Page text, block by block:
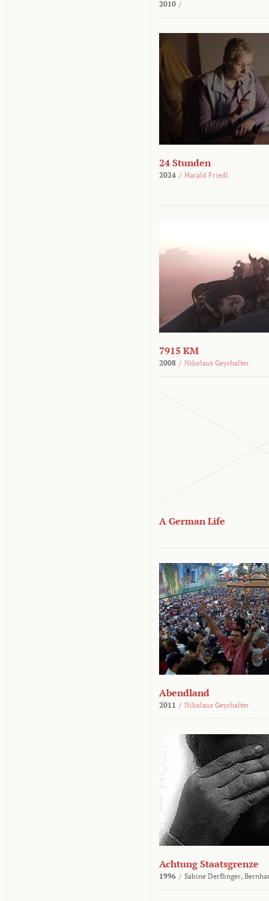
2010 /
24 Stunden
2024 / Harald Friedl
7915 KM
2008 / Nikolaus Geyrhalter
A German Life
Abendland
2011 / Nikolaus Geyrhalter
Achtung Staatsgrenze
1996 / Sabine Derflinger,